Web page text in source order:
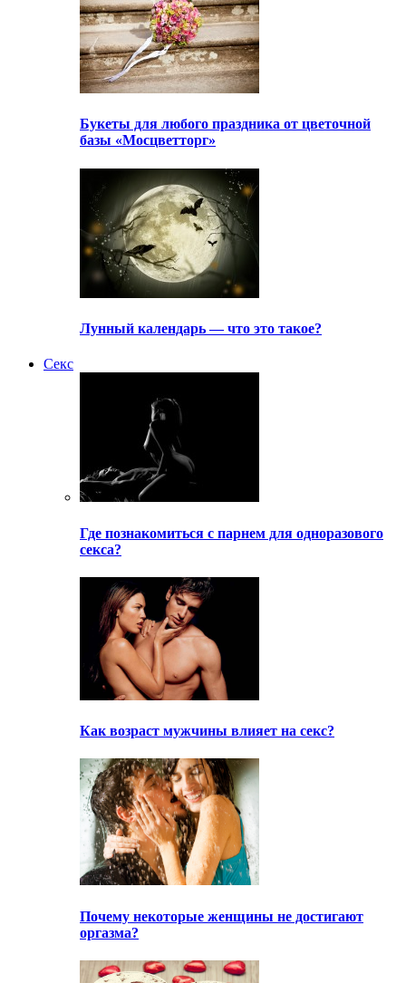
Букеты для любого праздника от цветочной
базы «Мосцветторг»
Лунный календарь — что это такое?
Секс
Где познакомиться с парнем для одноразового
секса?
Как возраст мужчины влияет на секс?
Почему некоторые женщины не достигают
оргазма?